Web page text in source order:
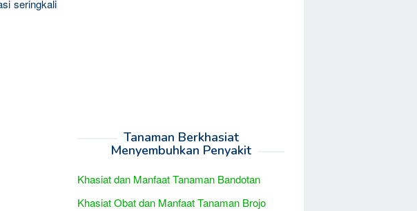
seringkali
Tanaman Berkhasiat
Menyembuhkan Penyakit
Khasiat dan Manfaat Tanaman Bandotan
Khasiat Obat dan Manfaat Tanaman Brojo